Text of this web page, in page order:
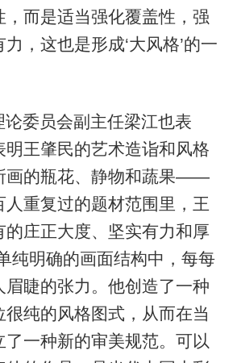
，而是适当强化覆盖性，强
，这也是形成‘大风格’的一
论委员会副主任梁江也表
明王肇民的艺术造诣和风格
画的瓶花、静物和蔬果——
人重复过的题材范围里，王
的庄正大度、坚实有力和厚
纯明确的画面结构中，每每
眉睫的张力。他创造了一种
纯的风格图式，从而在当
了一种新的审美规范。可以